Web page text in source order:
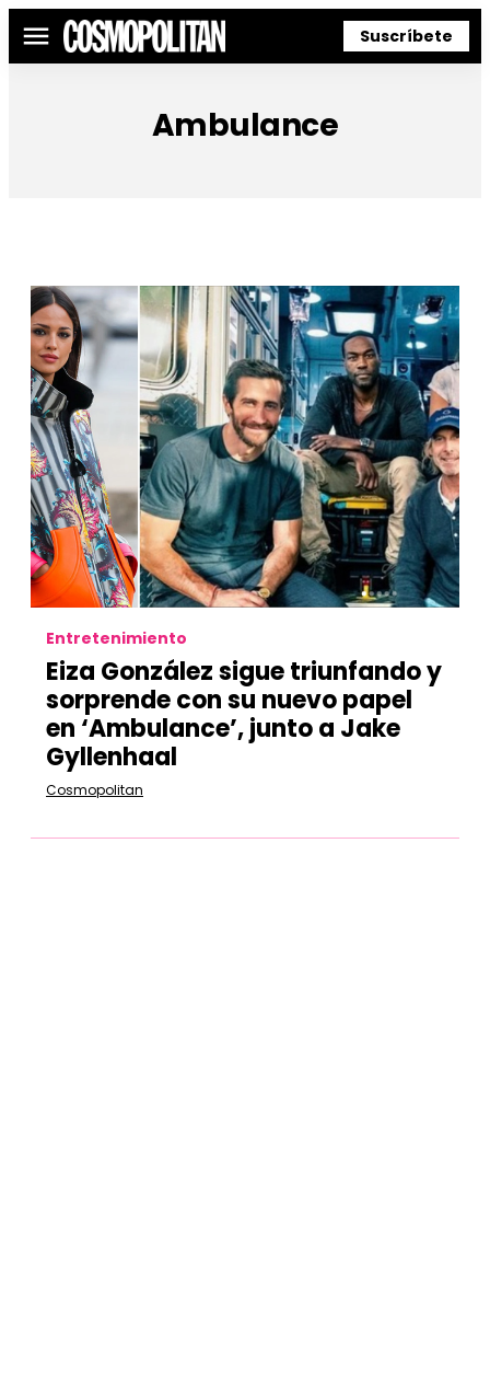
Menú Suscríbete
Ambulance
Entretenimiento
Eiza González sigue triunfando y
sorprende con su nuevo papel
en ‘Ambulance’, junto a Jake
Gyllenhaal
Cosmopolitan